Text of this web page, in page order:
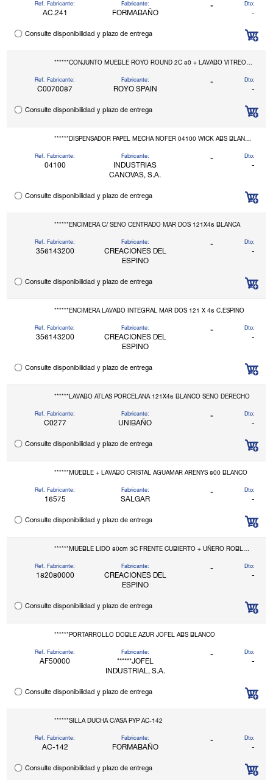
Ref. Fabricante:
AC.241
Fabricante:
FORMABAÑO
- Dto:
-
Consulte disponibilidad y plazo de entrega
******CONJUNTO MUEBLE ROYO ROUND 2C 80 + LAVABO VITREO BLANCO-BLANCO
Ref. Fabricante:
C0070087
Fabricante:
ROYO SPAIN
- Dto:
-
Consulte disponibilidad y plazo de entrega
******DISPENSADOR PAPEL MECHA NOFER 04100 WICK ABS BLANCO
Ref. Fabricante:
04100
Fabricante:
INDUSTRIAS
CANOVAS, S.A.
- Dto:
-
Consulte disponibilidad y plazo de entrega
******ENCIMERA C/ SENO CENTRADO MAR DOS 121X46 BLANCA
Ref. Fabricante:
356143200
Fabricante:
CREACIONES DEL
ESPINO
- Dto:
-
Consulte disponibilidad y plazo de entrega
******ENCIMERA LAVABO INTEGRAL MAR DOS 121 X 46 C.ESPINO
Ref. Fabricante:
356143200
Fabricante:
CREACIONES DEL
ESPINO
- Dto:
-
Consulte disponibilidad y plazo de entrega
******LAVABO ATLAS PORCELANA 121X46 BLANCO SENO DERECHO
Ref. Fabricante:
C0277
Fabricante:
UNIBAÑO
- Dto:
-
Consulte disponibilidad y plazo de entrega
******MUEBLE + LAVABO CRISTAL AGUAMAR ARENYS 800 BLANCO
Ref. Fabricante:
16575
Fabricante:
SALGAR
- Dto:
-
Consulte disponibilidad y plazo de entrega
******MUEBLE LIDO 80cm 3C FRENTE CUBIERTO + UÑERO ROBLE C.ESPINO
Ref. Fabricante:
182080000
Fabricante:
CREACIONES DEL
ESPINO
- Dto:
-
Consulte disponibilidad y plazo de entrega
******PORTARROLLO DOBLE AZUR JOFEL ABS BLANCO
Ref. Fabricante:
AF50000
Fabricante:
******JOFEL
INDUSTRIAL, S.A.
- Dto:
-
Consulte disponibilidad y plazo de entrega
******SILLA DUCHA C/ASA PYP AC-142
Ref. Fabricante:
AC-142
Fabricante:
FORMABAÑO
- Dto:
-
Consulte disponibilidad y plazo de entrega